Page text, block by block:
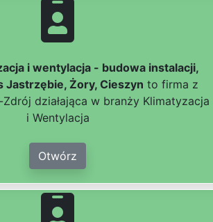
i wentylacja - budowa instalacji,
Jastrzębie, Żory, Cieszyn to firma z
działająca w branży Klimatyzacja
i Wentylacja
Otwórz